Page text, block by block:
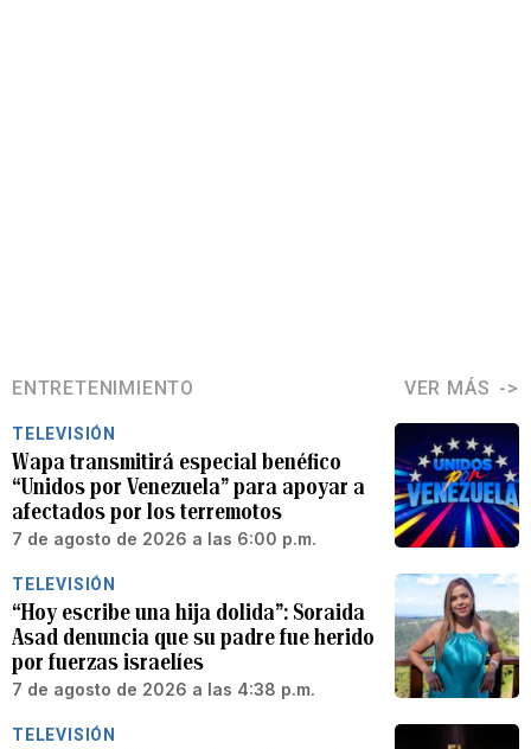
ENTRETENIMIENTO VER MÁS
TELEVISIÓN
Wapa transmitirá especial benéfico
“Unidos por Venezuela” para apoyar a
afectados por los terremotos
7 de agosto de 2026 a las 6:00 p.m.
TELEVISIÓN
“Hoy escribe una hija dolida”: Soraida
Asad denuncia que su padre fue herido
por fuerzas israelíes
7 de agosto de 2026 a las 4:38 p.m.
TELEVISIÓN